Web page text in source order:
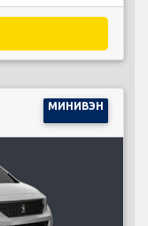
МИНИВЭН